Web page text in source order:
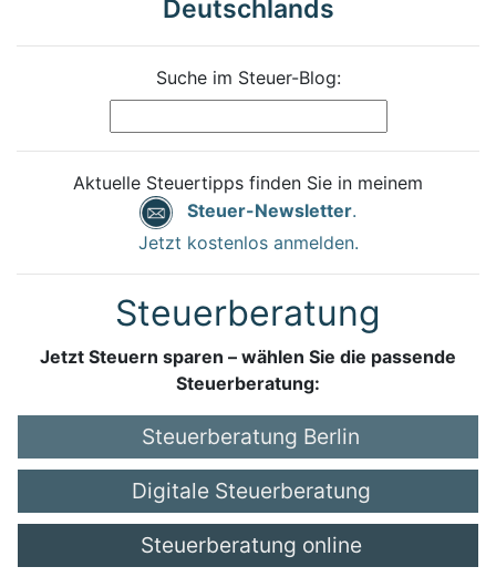
Deutschlands
Suche im Steuer-Blog:
Aktuelle Steuertipps finden Sie in meinem
Steuer-Newsletter.
Jetzt kostenlos anmelden.
Steuerberatung
Jetzt Steuern sparen – wählen Sie die passende
Steuerberatung:
Steuerberatung Berlin
Digitale Steuerberatung
Steuerberatung online